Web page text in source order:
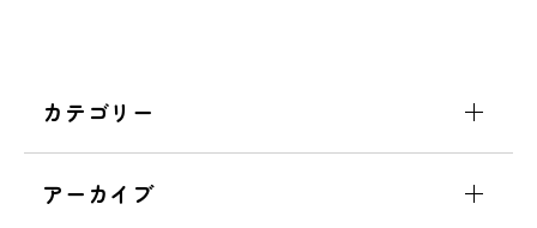
カテゴリー
アーカイブ